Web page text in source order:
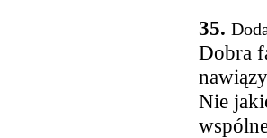
35.
Dobra
Nie